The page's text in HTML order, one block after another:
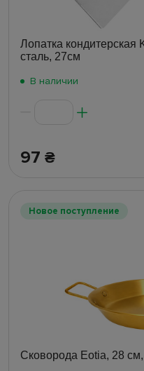
Лопатка
сталь, 27см
В наличии
97 ₴
Новое поступление
Сковорода Eotia, 28